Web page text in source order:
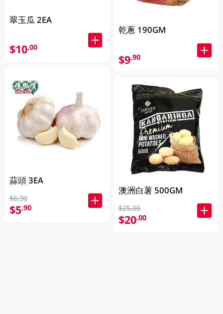
翠玉瓜 2EA
$10.00
蒜頭 3EA
$6.90
$5.90
乾蔥 190GM
$9.90
澳洲白薯 500GM
$25.00
$20.00